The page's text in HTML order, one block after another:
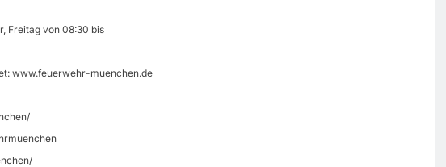
Freitag von 08:30 bis
: www.feuerwehr-muenchen.de